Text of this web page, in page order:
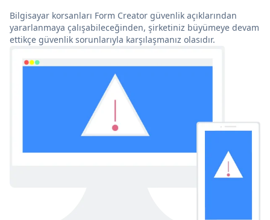
Bilgisayar korsanları Form Creator güvenlik açıklarından
yararlanmaya çalışabileceğinden, şirketiniz büyümeye devam
ettikçe güvenlik sorunlarıyla karşılaşmanız olasıdır.